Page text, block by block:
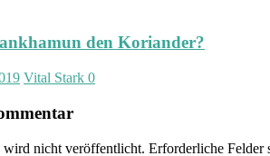
den Koriander?
Vital Stark 0
nicht veröffentlicht. Erforderliche Felder